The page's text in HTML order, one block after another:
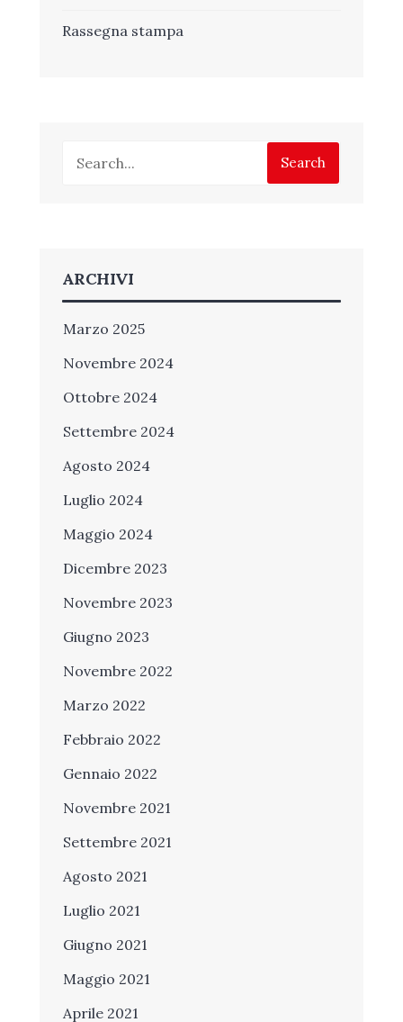
Rassegna stampa
Search
ARCHIVI
Marzo 2025
Novembre 2024
Ottobre 2024
Settembre 2024
Agosto 2024
Luglio 2024
Maggio 2024
Dicembre 2023
Novembre 2023
Giugno 2023
Novembre 2022
Marzo 2022
Febbraio 2022
Gennaio 2022
Novembre 2021
Settembre 2021
Agosto 2021
Luglio 2021
Giugno 2021
Maggio 2021
Aprile 2021